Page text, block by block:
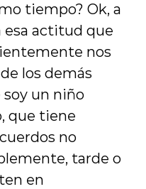
tiempo? Ok, a
esa actitud que
nos
los demás
soy un niño
que tiene
no
tarde o
en